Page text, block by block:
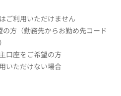
ご利用いただけません
方（勤務先からお勤め先コード
口座をご希望の方
いただけない場合